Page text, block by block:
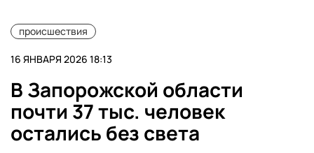
происшествия
16 ЯНВАРЯ 2026 18:13
В Запорожской области
почти 37 тыс. человек
остались без света